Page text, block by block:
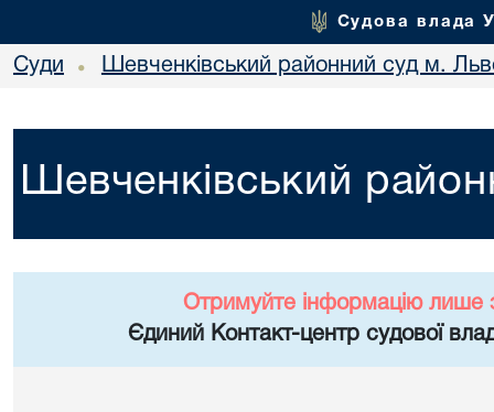
Судова влада
Суди • Шевченківський районний суд м.
Шевченківський
Отримуйте інформацію лише
Єдиний Контакт-центр судової